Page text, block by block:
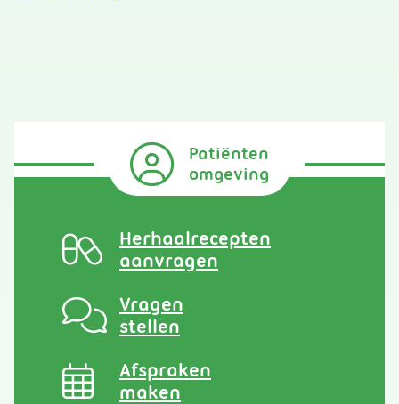
Patiënten
omgeving
Herhaalrecepten
aanvragen
Vragen
stellen
Afspraken
maken